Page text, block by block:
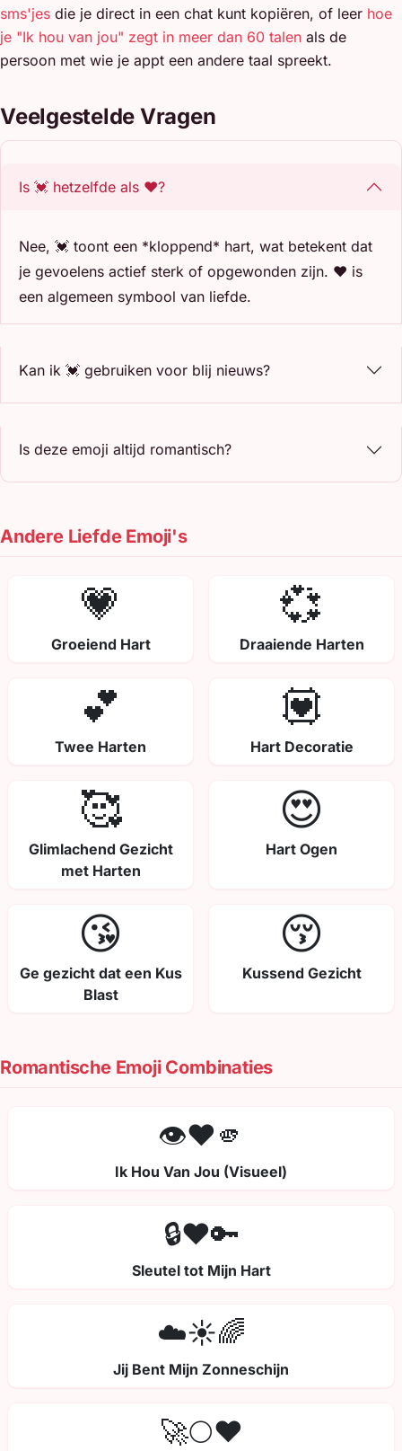
sms'jes die je direct in een chat kunt kopiëren, of leer hoe
je "Ik hou van jou" zegt in meer dan 60 talen als de
persoon met wie je appt een andere taal spreekt.
Veelgestelde Vragen
Is 💓 hetzelfde als ❤️?
Nee, 💓 toont een *kloppend* hart, wat betekent dat
je gevoelens actief sterk of opgewonden zijn. ❤️ is
een algemeen symbool van liefde.
Kan ik 💓 gebruiken voor blij nieuws?
Is deze emoji altijd romantisch?
Andere Liefde Emoji's
💗
Groeiend Hart
💞
Draaiende Harten
💕
Twee Harten
💟
Hart Decoratie
🥰
Glimlachend Gezicht
met Harten
😍
Hart Ogen
😘
Ge gezicht dat een Kus
Blast
😚
Kussend Gezicht
Romantische Emoji Combinaties
👁️❤️🫵
Ik Hou Van Jou (Visueel)
🔒❤️🔑
Sleutel tot Mijn Hart
☁️☀️🌈
Jij Bent Mijn Zonneschijn
🚀🌕❤️